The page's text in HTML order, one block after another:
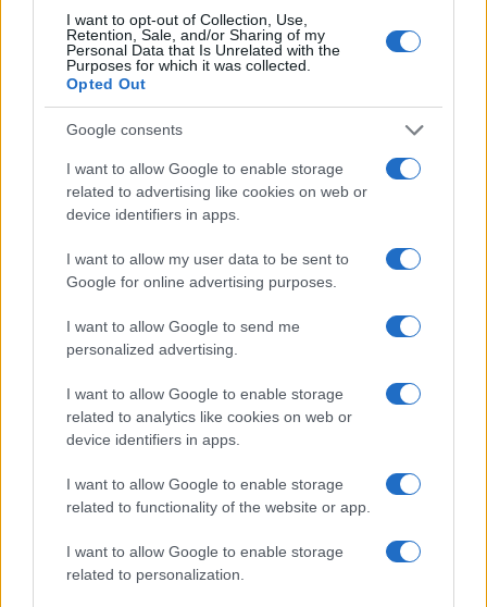
I want to opt-out of Collection, Use,
Retention, Sale, and/or Sharing of my
Personal Data that Is Unrelated with the
Purposes for which it was collected.
Opted Out
Google consents
I want to allow Google to enable storage
related to advertising like cookies on web or
device identifiers in apps.
I want to allow my user data to be sent to
Google for online advertising purposes.
I want to allow Google to send me
personalized advertising.
I want to allow Google to enable storage
related to analytics like cookies on web or
device identifiers in apps.
I want to allow Google to enable storage
related to functionality of the website or app.
I want to allow Google to enable storage
related to personalization.
Η Toyota φέρνει νέα γενιά
μπαταριών για τα υβριδικά
Σε κινεζική… πολιορκία η
ευρωπαϊκή
Νέο Audi A2 e-tron με στόχο την κορυφή της
Εθνική Νεανίδων: Με τη
Βουλγαρία για τις θέσεις 5-
WNBA Draft: Μετά τον